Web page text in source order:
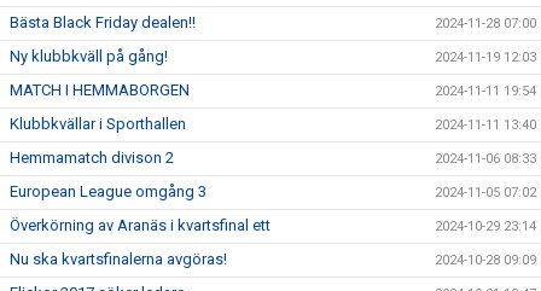
Bästa Black Friday dealen!! 2024-11-28 07:00
Ny klubbkväll på gång! 2024-11-19 12:03
MATCH I HEMMABORGEN 2024-11-11 19:54
Klubbkvällar i Sporthallen 2024-11-11 13:40
Hemmamatch divison 2 2024-11-06 08:33
European League omgång 3 2024-11-05 07:02
Överkörning av Aranäs i kvartsfinal ett 2024-10-29 23:14
Nu ska kvartsfinalerna avgöras! 2024-10-28 09:09